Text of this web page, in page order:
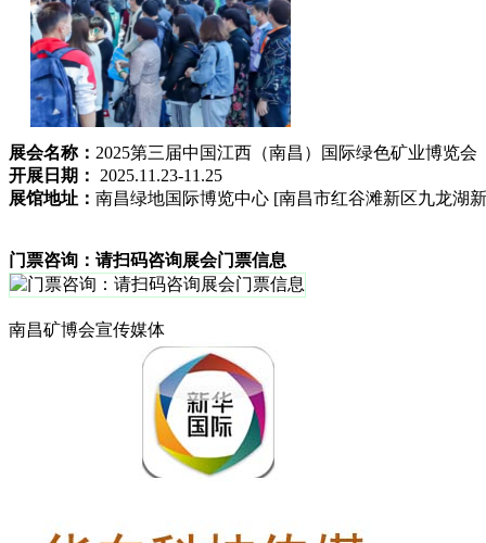
展会名称： 2025第三届中国江西（南昌）国际绿色矿业博览会
开展日期：
2025.11.23-11.25
展馆地址： 南昌绿地国际博览中心 [南昌市红谷滩新区九龙湖
门票咨询：请扫码咨询展会门票信息
南昌矿博会宣传媒体